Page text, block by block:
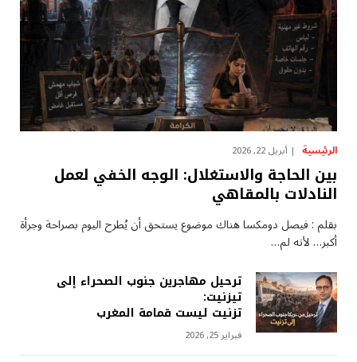
الرئيسية أبريل 22, 2026
بين الحاجة والاستغلال: الوجه الخفي لعمل
النادلات بالمقاهي
بقلم : فيصل دومكسا هناك موضوع يستحق أن يُطرح اليوم بصراحة وجرأة
أكبر… لأنه لم…
ترحيل مهاجرين جنوب الصحراء إلى
تيزنيت:
تزنيت ليست قمامة المغرب
فبراير 25, 2026